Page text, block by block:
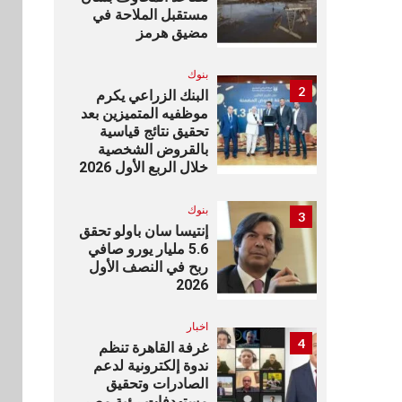
مستقبل الملاحة في
مضيق هرمز
2
بنوك
البنك الزراعي يكرم
موظفيه المتميزين بعد
تحقيق نتائج قياسية
بالقروض الشخصية
خلال الربع الأول 2026
3 بنوك
إنتيسا سان باولو تحقق
5.6 مليار يورو صافي
ربح في النصف الأول
2026
4
اخبار
غرفة القاهرة تنظم
ندوة إلكترونية لدعم
الصادرات وتحقيق